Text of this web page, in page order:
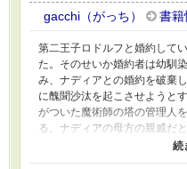
gacchi（がっち） 書籍
第二王子ロドルフと婚約して
た。そのせいか婚約者は幼馴
み、ナディアとの婚約を破棄
に醜聞沙汰を起こさせようと
がついた魔術師の塔の管理人
る。ナディアの母方の親戚だ
ことになったナディアは、シ
した。